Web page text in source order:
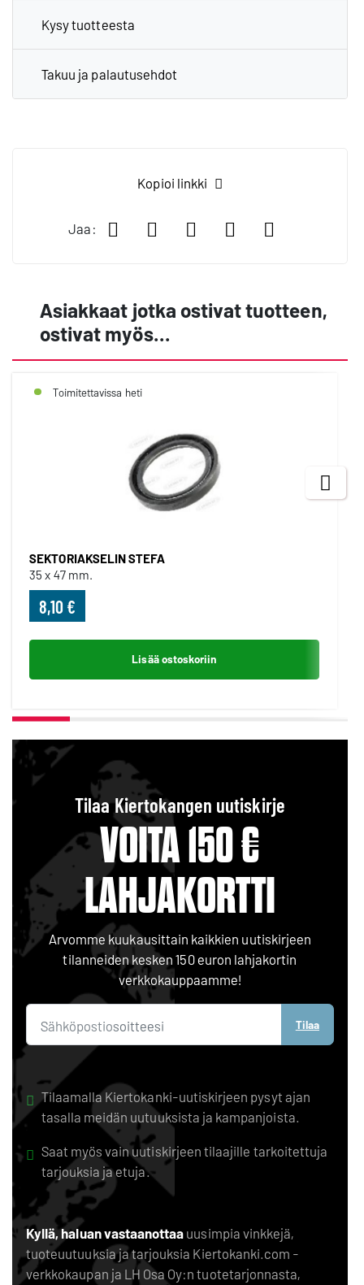
Kysy tuotteesta
Takuu ja palautusehdot
Kopioi linkki
Jaa: Jaa Facebookissa
Jaa LinkedIn:ssä
Jaa X:ssä
Jaa
Asiakkaat jotka ostivat tuotteen,
ostivat myös...
Toimitettavissa heti
SEKTORIAKSELIN STEFA
35 x 47 mm.
8,10 €
Lisää ostoskoriin
Next
Tilaa Kiertokangen uutiskirje
VOITA 150 €
LAHJAKORTTI
Arvomme kuukausittain kaikkien uutiskirjeen
tilanneiden kesken 150 euron lahjakortin
verkkokauppaamme!
Tilaa
Tilaamalla Kiertokanki-uutiskirjeen pysyt ajan
tasalla meidän uutuuksista ja kampanjoista.
Saat myös vain uutiskirjeen tilaajille tarkoitettuja
tarjouksia ja etuja.
Kyllä, haluan vastaanottaa uusimpia vinkkejä,
tuoteuutuuksia ja tarjouksia Kiertokanki.com -
verkkokaupan ja LH Osa Oy:n tuotetarjonnasta,